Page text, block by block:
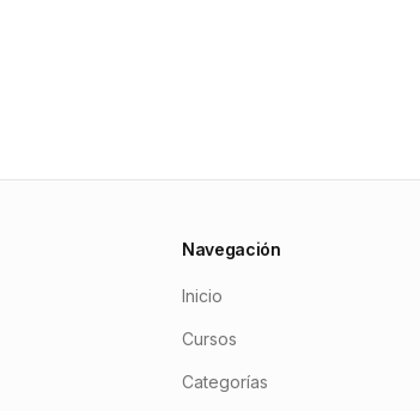
Navegación
Inicio
Cursos
Categorías